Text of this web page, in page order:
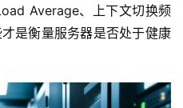
Average、上下文切换频
是衡量服务器是否处于健康